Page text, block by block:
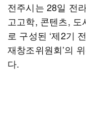
전주시는 28일 전
고고학, 콘텐츠,
로 구성된 ‘제2기
재창조위원회’의
다.